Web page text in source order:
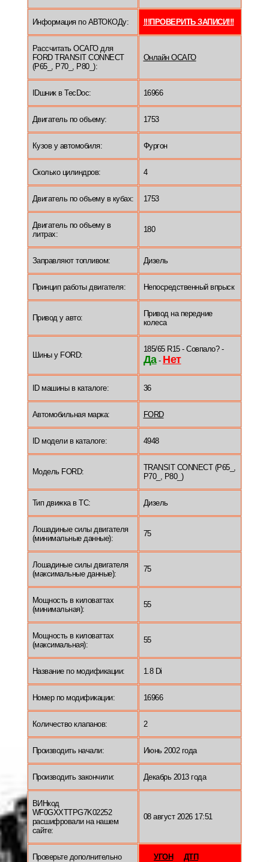
Информация по АВТОКОДу: !!!ПРОВЕРИТЬ ЗАПИСИ!!!
Рассчитать ОСАГО для
FORD TRANSIT CONNECT
(P65_, P70_, P80_):
Онлайн ОСАГО
IDшник в TecDoc: 16966
Двигатель по объему: 1753
Кузов у автомобиля: Фургон
Сколько цилиндров: 4
Двигатель по объему в кубах: 1753
Двигатель по объему в
литрах:
180
Заправляют топливом: Дизель
Принцип работы двигателя: Непосредственный впрыск
Привод у авто:
Привод на передние
колеса
Шины у FORD:
185/65 R15 - Совпало? -
Да- Нет
ID машины в каталоге: 36
Автомобильная марка: FORD
ID модели в каталоге: 4948
Модель FORD:
TRANSIT CONNECT (P65_,
P70_, P80_)
Тип движка в ТС: Дизель
Лошадиные силы двигателя
(минимальные данные):
75
Лошадиные силы двигателя
(максимальные данные):
75
Мощность в киловаттах
(минимальная):
55
Мощность в киловаттах
(максимальная):
55
Название по модификации: 1.8 Di
Номер по модификации: 16966
Количество клапанов: 2
Производить начали: Июнь 2002 года
Производить закончили: Декабрь 2013 года
ВИНкод
WF0GXXTTPG7K02252
расшифровали на нашем
сайте:
08 август 2026 17:51
Проверьте дополнительно
УГОН
ДТП